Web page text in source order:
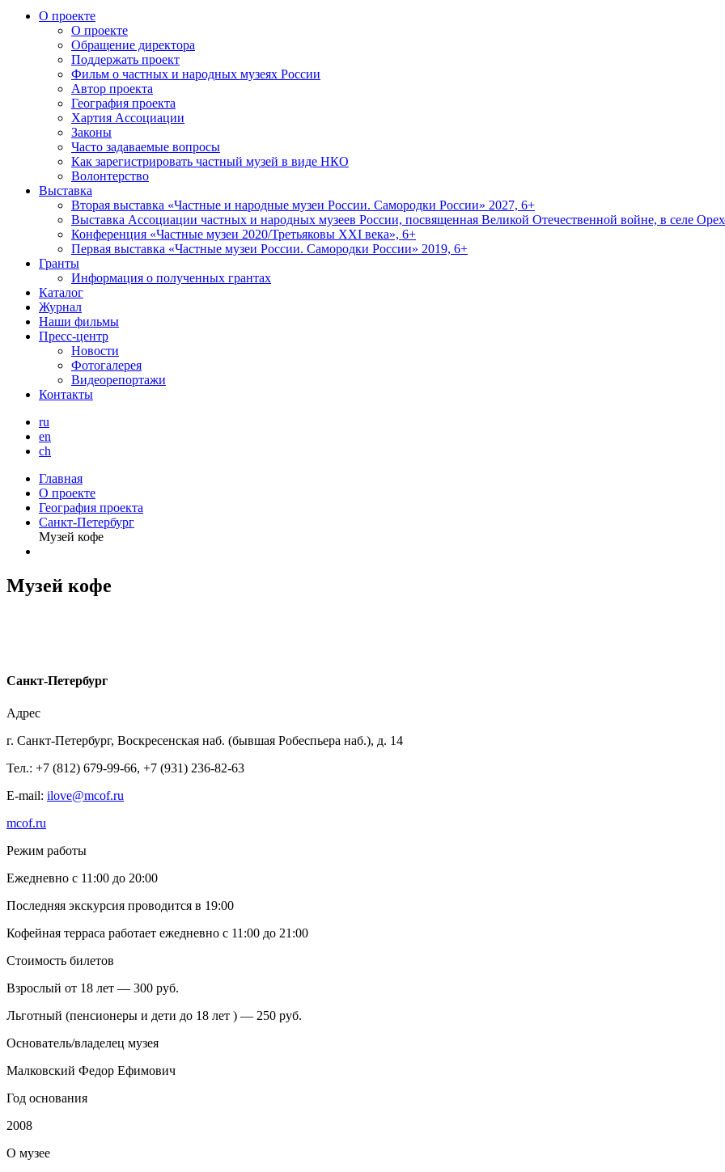
О проекте
О проекте
Обращение директора
Поддержать проект
Фильм о частных и народных музеях России
Автор проекта
География проекта
Хартия Ассоциации
Законы
Часто задаваемые вопросы
Как зарегистрировать частный музей в виде НКО
Волонтерство
Выставка
Вторая выставка «Частные и народные музеи России. Самородки России» 2027, 6+
Выставка Ассоциации частных и народных музеев России, посвященная Великой Отечественной войне, в селе
Конференция «Частные музеи 2020/Третьяковы XXI века», 6+
Первая выставка «Частные музеи России. Самородки России» 2019, 6+
Гранты
Информация о полученных грантах
Каталог
Журнал
Наши фильмы
Пресс-центр
Новости
Фотогалерея
Видеорепортажи
Контакты
ru
en
ch
Главная
О проекте
География проекта
Санкт-Петербург
Музей кофе
Музей кофе
Санкт-Петербург
Адрес
г. Санкт-Петербург, Воскресенская наб. (бывшая Робеспьера наб.), д. 14
Тел.: +7 (812) 679-99-66, +7 (931) 236-82-63
E-mail: ilove@mcof.ru
mcof.ru
Режим работы
Ежедневно с 11:00 до 20:00
Последняя экскурсия проводится в 19:00
Кофейная терраса работает ежедневно с 11:00 до 21:00
Стоимость билетов
Взрослый от 18 лет — 300 руб.
Льготный (пенсионеры и дети до 18 лет ) — 250 руб.
Основатель/владелец музея
Малковский Федор Ефимович
Год основания
2008
О музее